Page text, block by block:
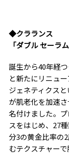
◆クラランス
「ダブル セーラ
誕生から40年経
と新たにリニュ
ジェネティクス
が肌老化を加速
名付けました。
スをはじめ、27
分3の黄金比率の
むテクスチャー